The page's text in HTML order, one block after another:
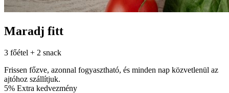
Maradj fitt
3 főétel + 2 snack
Frissen főzve, azonnal fogyasztható, és minden nap közvetlenül az
ajtóhoz szállítjuk.
5% Extra kedvezmény